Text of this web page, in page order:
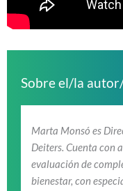
Sobre el/la
Marta Monsó es
Deiters. Cuenta con
evaluación de
bienestar, con